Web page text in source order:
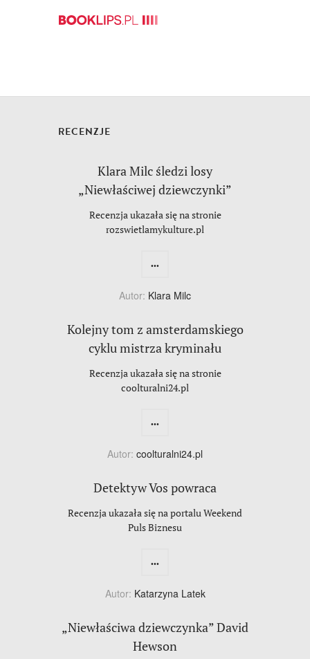
RECENZJE
Klara Milc śledzi losy
„Niewłaściwej dziewczynki”
Recenzja ukazała się na stronie
rozswietlamykulture.pl
...
Autor: Klara Milc
Kolejny tom z amsterdamskiego
cyklu mistrza kryminału
Recenzja ukazała się na stronie
coolturalni24.pl
...
Autor: coolturalni24.pl
Detektyw Vos powraca
Recenzja ukazała się na portalu Weekend
Puls Biznesu
...
Autor: Katarzyna Latek
„Niewłaściwa dziewczynka” David
Hewson